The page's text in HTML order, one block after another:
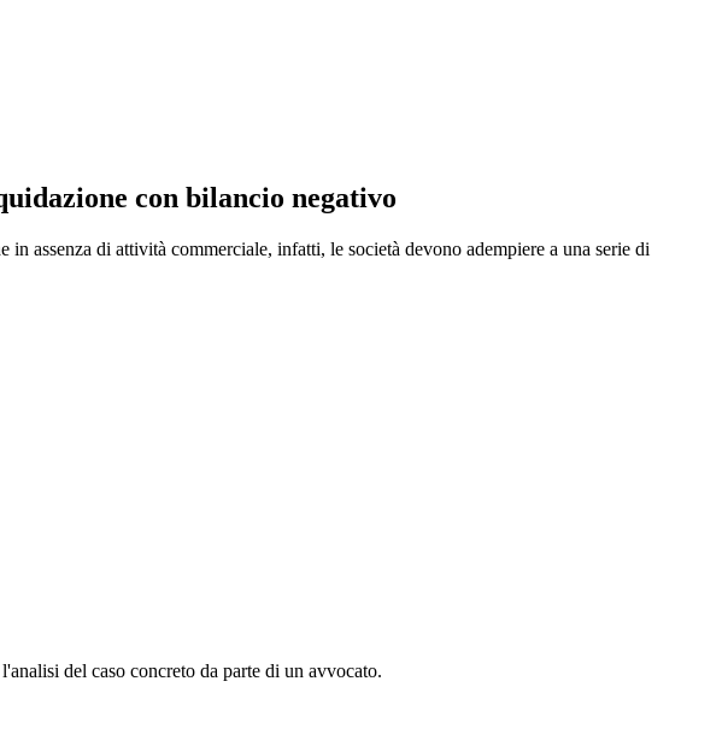
con bilancio negativo
assenza di attività commerciale, infatti, le società devono adempiere a una serie di
del caso concreto da parte di un avvocato.